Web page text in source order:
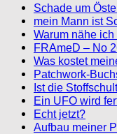
Schade um
mein Mann ist
Warum nähe
FRAmeD – No
Was kostet
Patchwork-
Ist die
Ein UFO wird
Echt jetzt?
Aufbau meiner